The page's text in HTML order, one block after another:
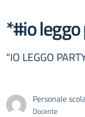
*#io
"IO LEGGO
Personale
Docente